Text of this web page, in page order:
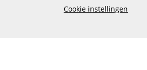
Cookie instellingen